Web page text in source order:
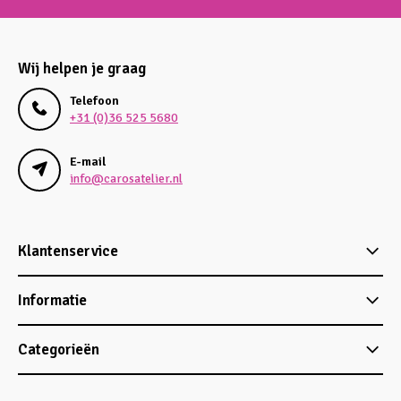
Wij helpen je graag
Telefoon
+31 (0)36 525 5680
E-mail
info@carosatelier.nl
Klantenservice
Informatie
Categorieën